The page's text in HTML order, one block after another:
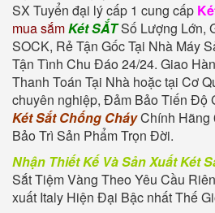
SX Tuyển đại lý cấp 1 cung cấp
mua sắmKét SẮTSố Lượng Lớn,
SOCK, Rẻ Tận Gốc Tại Nhà Máy
Tận Tình Chu Đáo 24/24. Giao
Thanh Toán Tại Nhà hoặc tại Cơ
chuyên nghiệp, Đảm Bảo Tiến Độ
Két Sắt Chống CháyChính Hãng
Bảo Trì Sản Phẩm Trọn Đời.
Nhận Thiết Kế Và Sản Xuất Két
Sắt Tiệm Vàng Theo Yêu Cầu
xuất Italy Hiện Đại Bậc nhất Thế